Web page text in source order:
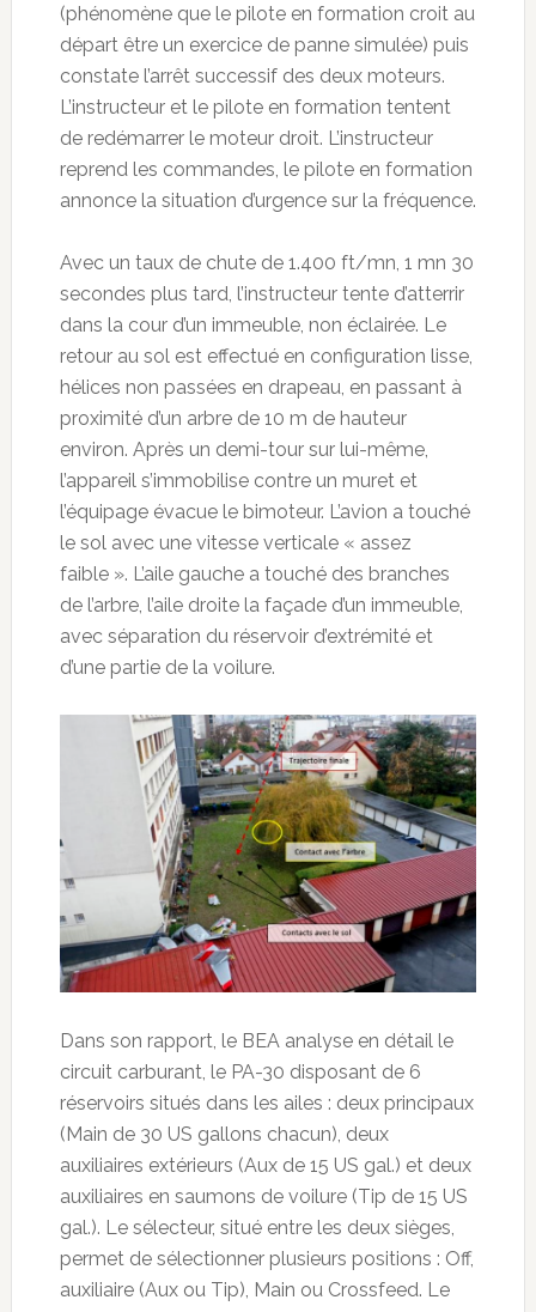
(phénomène que le pilote en formation croit au
départ être un exercice de panne simulée) puis
constate l’arrêt successif des deux moteurs.
L’instructeur et le pilote en formation tentent
de redémarrer le moteur droit. L’instructeur
reprend les commandes, le pilote en formation
annonce la situation d’urgence sur la fréquence.
Avec un taux de chute de 1.400 ft/mn, 1 mn 30
secondes plus tard, l’instructeur tente d’atterrir
dans la cour d’un immeuble, non éclairée. Le
retour au sol est effectué en configuration lisse,
hélices non passées en drapeau, en passant à
proximité d’un arbre de 10 m de hauteur
environ. Après un demi-tour sur lui-même,
l’appareil s’immobilise contre un muret et
l’équipage évacue le bimoteur. L’avion a touché
le sol avec une vitesse verticale « assez
faible ». L’aile gauche a touché des branches
de l’arbre, l’aile droite la façade d’un immeuble,
avec séparation du réservoir d’extrémité et
d’une partie de la voilure.
Dans son rapport, le BEA analyse en détail le
circuit carburant, le PA-30 disposant de 6
réservoirs situés dans les ailes : deux principaux
(Main de 30 US gallons chacun), deux
auxiliaires extérieurs (Aux de 15 US gal.) et deux
auxiliaires en saumons de voilure (Tip de 15 US
gal.). Le sélecteur, situé entre les deux sièges,
permet de sélectionner plusieurs positions : Off,
auxiliaire (Aux ou Tip), Main ou Crossfeed. Le